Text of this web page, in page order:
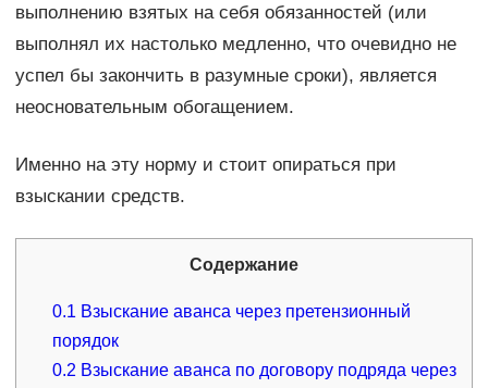
выполнению взятых на себя обязанностей (или
выполнял их настолько медленно, что очевидно не
успел бы закончить в разумные сроки), является
неосновательным обогащением.
Именно на эту норму и стоит опираться при
взыскании средств.
Содержание
0.1 Взыскание аванса через претензионный
порядок
0.2 Взыскание аванса по договору подряда через